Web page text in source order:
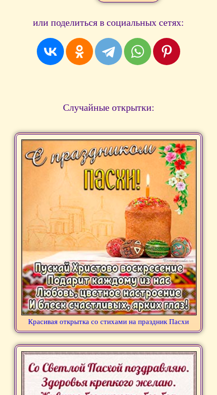
или поделиться в социальных сетях:
Случайные открытки:
Красивая открытка со стихами на праздник Пасхи